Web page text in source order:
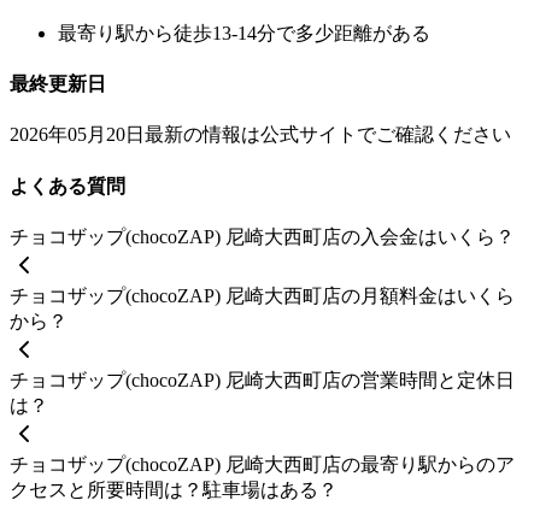
最寄り駅から徒歩13-14分で多少距離がある
最終更新日
2026年05月20日 最新の情報は公式サイトでご確認ください
よくある質問
チョコザップ(chocoZAP) 尼崎大西町店の入会金はいくら？
チョコザップ(chocoZAP) 尼崎大西町店の月額料金はいくら
から？
チョコザップ(chocoZAP) 尼崎大西町店の営業時間と定休日
は？
チョコザップ(chocoZAP) 尼崎大西町店の最寄り駅からのア
クセスと所要時間は？駐車場はある？